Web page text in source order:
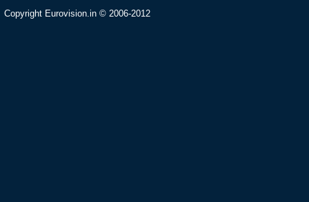
Copyright Eurovision.in © 2006-2012